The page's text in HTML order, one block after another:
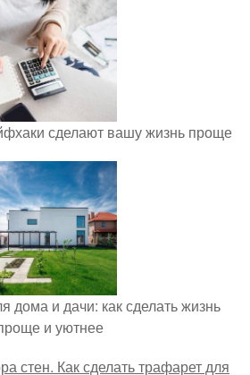
сделают вашу жизнь проще
дома и дачи: как сделать жизнь
и уютнее